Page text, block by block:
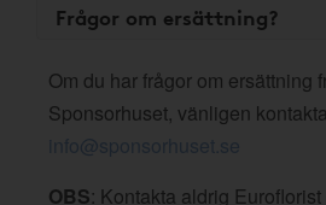
Frågor om ersättning?
Om du har frågor om ersättning
Sponsorhuset, vänligen kontakta
info@sponsorhuset.se
OBS: Kontakta aldrig